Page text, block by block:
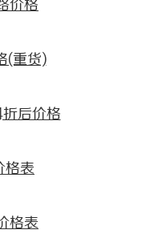
价格
(重货)
后价格
格表
格表